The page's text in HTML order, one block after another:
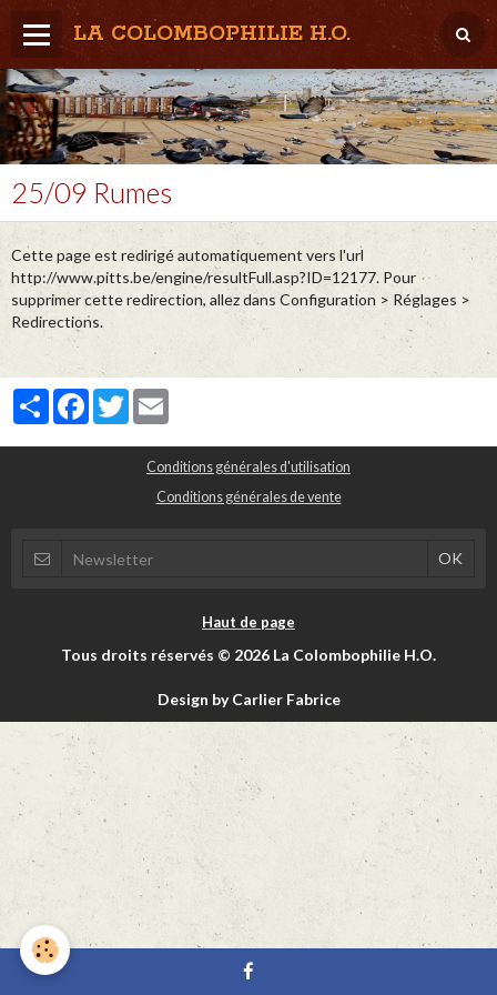
LA COLOMBOPHILIE H.O.
Home
Météo / Het weer
Lâcher / Los
Result. clubs, Provincial, (Inter)National
RFCB / KBDB
25/09 Rumes
Cette page est redirigé automatiquement vers l'url
http://www.pitts.be/engine/resultFull.asp?ID=12177. Pour
supprimer cette redirection, allez dans Configuration > Réglages >
Redirections.
PartagerFacebook
Twitter
Conditions générales d'utilisation
Conditions générales de vente
Haut de page
Tous droits réservés © 2026 La Colombophilie H.O.
Design by Carlier Fabrice